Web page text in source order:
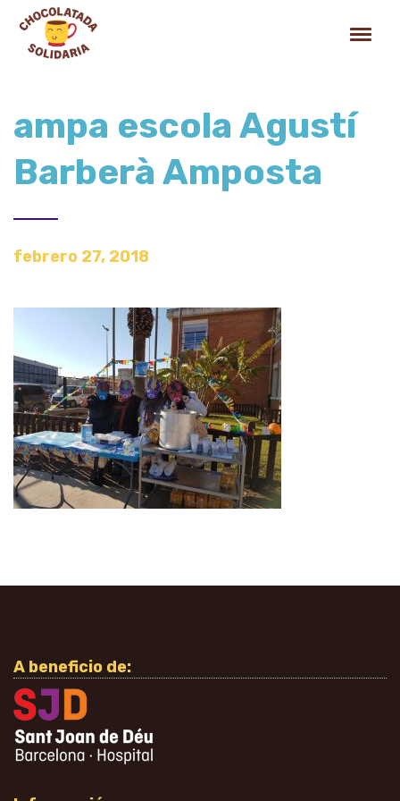
ampa escola Agustí
Barberà Amposta
febrero 27, 2018
A beneficio de: